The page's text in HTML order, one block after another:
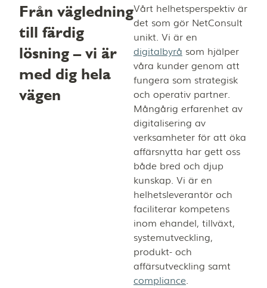
Från vägledning
till färdig
lösning – vi är
med dig hela
vägen
Vårt helhetsperspektiv är
det som gör NetConsult
unikt. Vi är en
digitalbyrå som hjälper
våra kunder genom att
fungera som strategisk
och operativ partner.
Mångårig erfarenhet av
digitalisering av
verksamheter för att öka
affärsnytta har gett oss
både bred och djup
kunskap. Vi är en
helhetsleverantör och
faciliterar kompetens
inom ehandel, tillväxt,
systemutveckling,
produkt- och
affärsutveckling samt
compliance.